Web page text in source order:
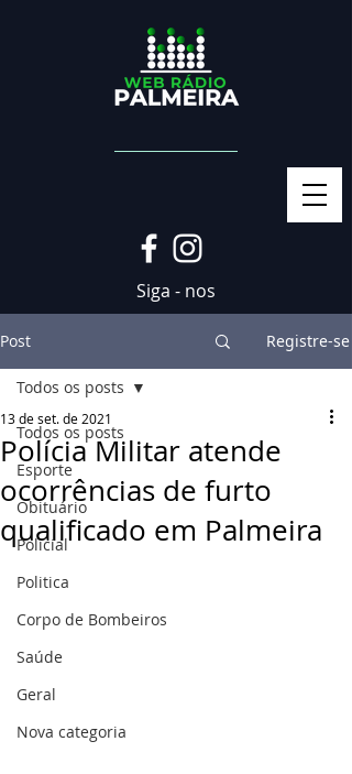
Siga - nos
Post Registre-se
Todos os posts
Esporte
Obituário
Policial
Politica
Corpo de Bombeiros
Saúde
Geral
Nova categoria
Todos os posts
Polícia Militar atende
ocorrências de furto
qualificado em Palmeira
13 de set. de 2021